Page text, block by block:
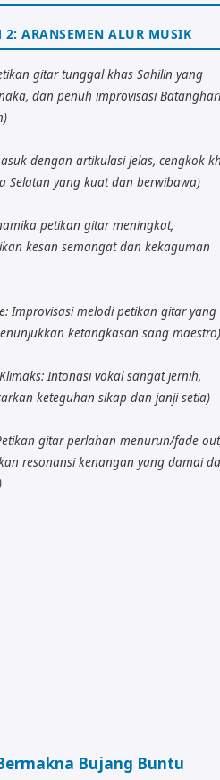
2: ARANSEMEN ALUR MUSIK
gitar tunggal khas Sahilin yang
dan penuh improvisasi Batanghari
dengan artikulasi jelas, cengkok
Selatan yang kuat dan berwibawa)
petikan gitar meningkat,
kesan semangat dan kekaguman
Improvisasi melodi petikan gitar yang
ketangkasan sang maestro)
Intonasi vokal sangat jernih,
keteguhan sikap dan janji setia)
gitar perlahan menurun/fade
resonansi kenangan yang damai
Bujang Buntu